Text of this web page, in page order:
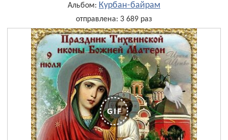
Альбом: Курбан-байрам
отправлена: 3 689 раз